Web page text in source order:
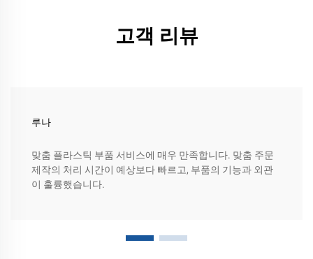
고객 리뷰
루나
맞춤 플라스틱 부품 서비스에 매우 만족합니다. 맞춤 주문
제작의 처리 시간이 예상보다 빠르고, 부품의 기능과 외관
이 훌륭했습니다.